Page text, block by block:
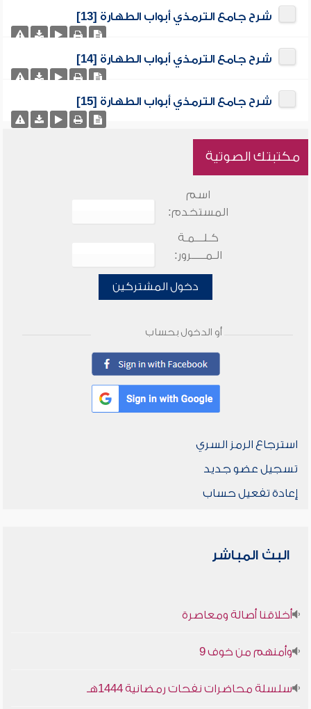
شرح جامع الترمذي أبواب الطهارة [13]
شرح جامع الترمذي أبواب الطهارة [14]
شرح جامع الترمذي أبواب الطهارة [15]
مكتبتك الصوتية
اسم
المستخدم:
كـلـــمـة
الـمـــــرور:
دخول المشتركين
أو الدخول بحساب
استرجاع الرمز السري
تسجيل عضو جديد
إعادة تفعيل حساب
البث المباشر
أخلاقنا أصالة ومعاصرة
وأمنهم من خوف 9
سلسلة محاضرات نفحات رمضانية 1444هـ